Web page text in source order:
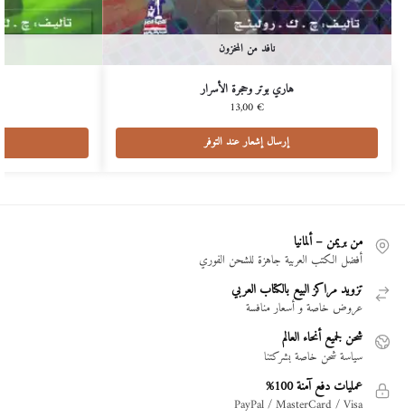
نافد من المخزون
هاري بوتر وحجرة اﻷسرار
13,00€
إرسال إشعار عند التوفر
من بريمن – ألمانيا
أفضل الكتب العربية جاهزة للشحن الفوري
تزويد مراكز البيع بالكتاب العربي
عروض خاصة و أسعار منافسة
شحن لجميع أنحاء العالم
سياسة شحن خاصة بشركتنا
عمليات دفع آمنة 100%
PayPal / MasterCard / Visa